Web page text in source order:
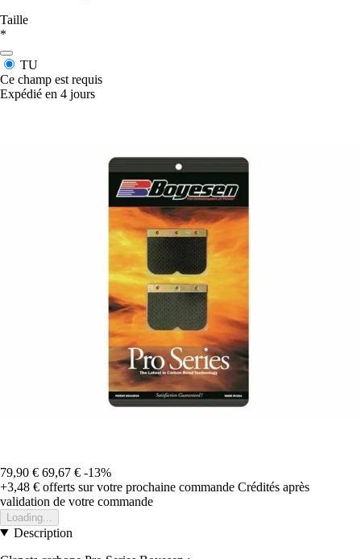
Taille
*
TU
Ce champ est requis
Expédié en 4 jours
79,90 € 69,67 € -13%
+3,48 € offerts sur votre prochaine commande Crédités après
validation de votre commande
Loading...
Description